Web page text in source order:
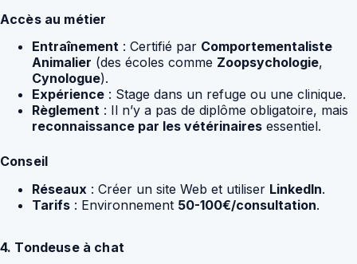
Accès au métier
Entraînement : Certifié par Comportementaliste
Animalier (des écoles comme Zoopsychologie,
Cynologue).
Expérience : Stage dans un refuge ou une clinique.
Règlement : Il n’y a pas de diplôme obligatoire, mais
reconnaissance par les vétérinaires essentiel.
Conseil
Réseaux : Créer un site Web et utiliser LinkedIn.
Tarifs : Environnement 50-100€/consultation.
4. Tondeuse à chat